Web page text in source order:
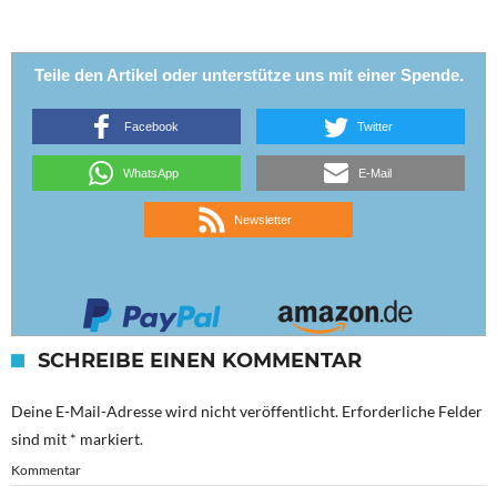
Teile den Artikel oder unterstütze uns mit einer Spende.
Facebook Twitter
WhatsApp E-Mail
Newsletter
SCHREIBE EINEN KOMMENTAR
Deine E-Mail-Adresse wird nicht veröffentlicht. Erforderliche Felder
sind mit * markiert.
Kommentar